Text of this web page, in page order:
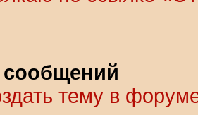
тему в